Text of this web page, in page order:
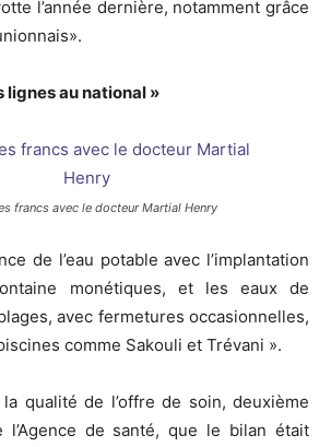
l’année dernière, notamment grâce
lignes au national »
francs avec le docteur Martial Henry
de l’eau potable avec l’implantation
monétiques, et les eaux de
avec fermetures occasionnelles,
comme Sakouli et Trévani ».
qualité de l’offre de soin, deuxième
de santé, que le bilan était